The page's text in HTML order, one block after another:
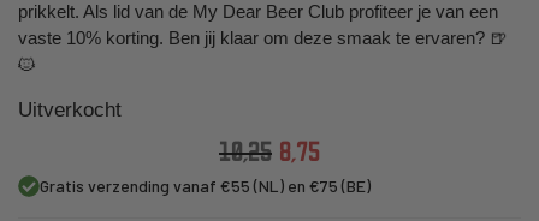
prikkelt. Als lid van de My Dear Beer Club profiteer je van een
vaste 10% korting. Ben jij klaar om deze smaak te ervaren? 🍺
🐱
Uitverkocht
10,25 8,75
Gratis verzending vanaf €55 (NL) en €75 (BE)